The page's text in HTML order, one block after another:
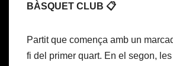
BÀSQUET CLUB 📋
Partit que comença amb un
fi del primer quart. En el segon,